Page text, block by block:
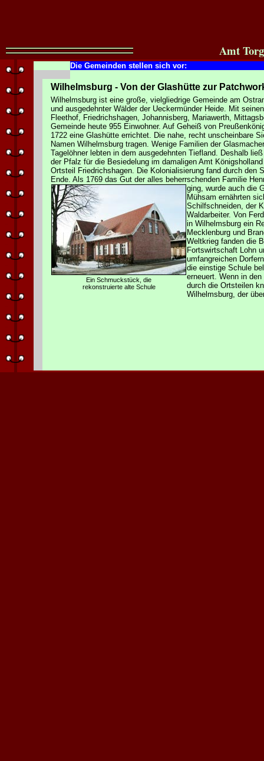
Amt
Die Gemeinden stellen sich vor:
Wilhelmsburg - Von der Glashütte zur
Wilhelmsburg ist eine große, vielgliedrige Gemeinde am
und ausgedehnter Wälder der Ueckermünder Heide. Mit
Fleethof, Friedrichshagen, Johannisberg, Mariawerth,
Gemeinde heute 955 Einwohner. Auf Geheiß von
1722 eine Glashütte errichtet. Die nahe, recht unscheinbare
Namen Wilhelmsburg tragen. Wenige Familien der
Tagelöhner lebten in dem ausgedehnten Tiefland. Deshalb
der Pfalz für die Besiedelung im damaligen Amt
Ortsteil Friedrichshagen. Die Kolonialisierung fand durch den
Ende. Als 1769 das Gut der alles beherrschenden Familie
Ein Schmuckstück, die
rekonstruierte alte Schule
ging, wurde auch die
Mühsam ernährten
Schilfschneiden, der
Waldarbeiter. Von
in Wilhelmsburg ein
Mecklenburg und
Weltkrieg fanden die
Fortswirtschaft Lohn
umfangreichen
die einstige Schule
erneuert. Wenn in
durch die Ortsteilen
Wilhelmsburg, der